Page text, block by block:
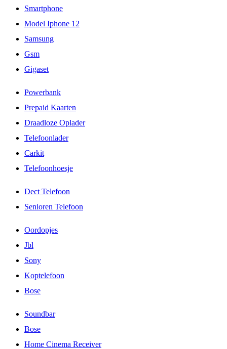
Smartphone
Model Iphone 12
Samsung
Gsm
Gigaset
Powerbank
Prepaid Kaarten
Draadloze Oplader
Telefoonlader
Carkit
Telefoonhoesje
Dect Telefoon
Senioren Telefoon
Oordopjes
Jbl
Sony
Koptelefoon
Bose
Soundbar
Bose
Home Cinema Receiver